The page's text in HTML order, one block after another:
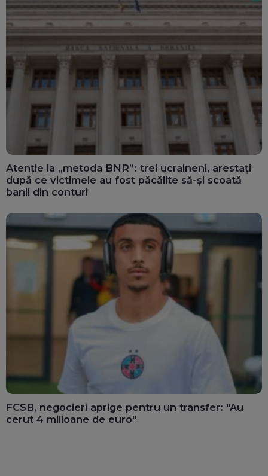
Atenție la „metoda BNR”: trei ucraineni, arestați
după ce victimele au fost păcălite să-și scoată
banii din conturi
FCSB, negocieri aprige pentru un transfer: "Au
cerut 4 milioane de euro"